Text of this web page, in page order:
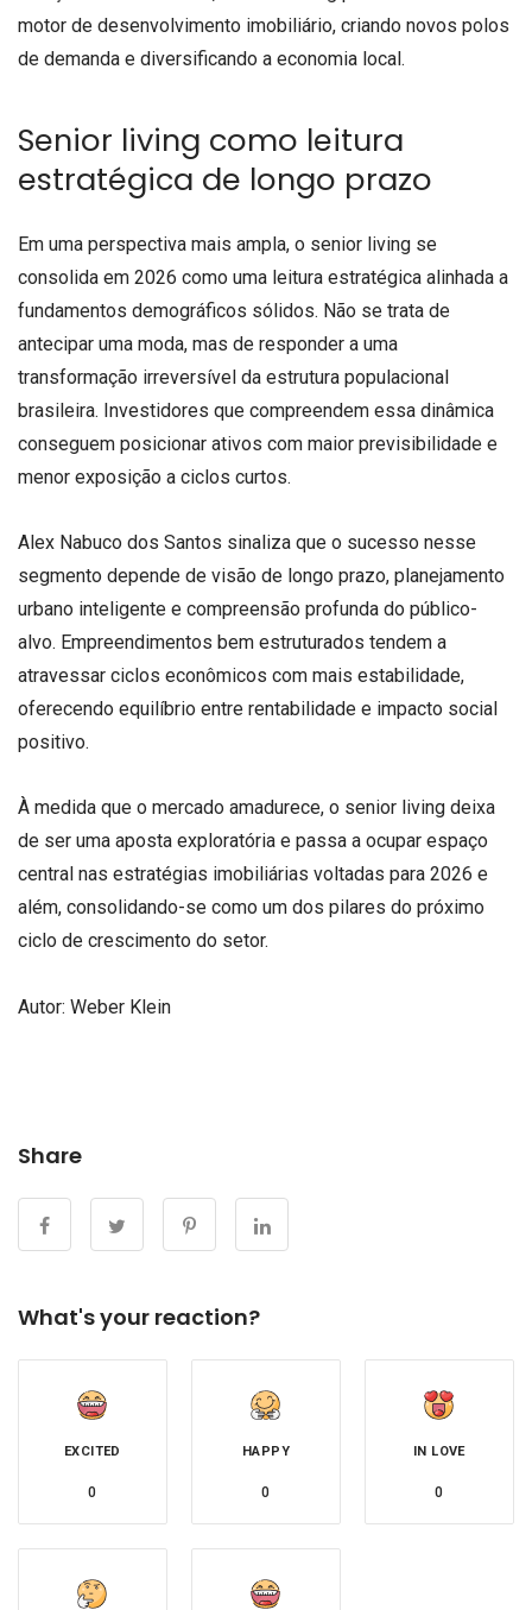
motor de desenvolvimento imobiliário, criando novos polos
de demanda e diversificando a economia local.
Senior living como leitura
estratégica de longo prazo
Em uma perspectiva mais ampla, o senior living se
consolida em 2026 como uma leitura estratégica alinhada a
fundamentos demográficos sólidos. Não se trata de
antecipar uma moda, mas de responder a uma
transformação irreversível da estrutura populacional
brasileira. Investidores que compreendem essa dinâmica
conseguem posicionar ativos com maior previsibilidade e
menor exposição a ciclos curtos.
Alex Nabuco dos Santos sinaliza que o sucesso nesse
segmento depende de visão de longo prazo, planejamento
urbano inteligente e compreensão profunda do público-
alvo. Empreendimentos bem estruturados tendem a
atravessar ciclos econômicos com mais estabilidade,
oferecendo equilíbrio entre rentabilidade e impacto social
positivo.
À medida que o mercado amadurece, o senior living deixa
de ser uma aposta exploratória e passa a ocupar espaço
central nas estratégias imobiliárias voltadas para 2026 e
além, consolidando-se como um dos pilares do próximo
ciclo de crescimento do setor.
Autor: Weber Klein
Share
What's your reaction?
EXCITED
0
HAPPY
0
IN LOVE
0